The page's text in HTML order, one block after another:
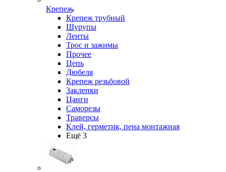
Крепеж
Крепеж трубный
Шурупы
Ленты
Трос и зажимы
Прочее
Цепь
Дюбеля
Крепеж резьбовой
Заклепки
Цанги
Саморезы
Траверсы
Клей, герметик, пена монтажная
Ещё 3